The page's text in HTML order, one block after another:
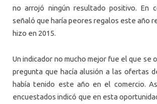
no arrojó ningún resultado positivo. En
señaló que haría peores regalos este año
hizo en 2015.
Un indicador no mucho mejor fue el que se
pregunta que hacía alusión a las ofertas
había tenido este año en el comercio.
encuestados indicó que en esta